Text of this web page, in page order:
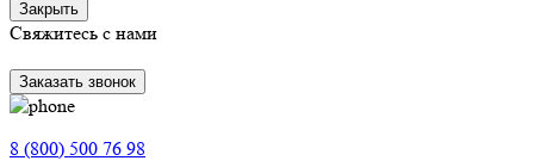
Закрыть
Свяжитесь с нами
Заказать звонок
8 (800) 500 76 98